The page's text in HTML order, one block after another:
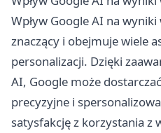
Wpływ Google AI na
znaczący i obejmuje wiele
personalizacji. Dzięki
AI, Google może
precyzyjne i
satysfakcję z korzystania z